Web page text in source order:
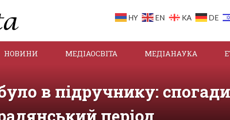
HY EN KA DE
НОВИНИ МЕДІАОСВІТА МЕДІАНАУКА
в підручнику:
період